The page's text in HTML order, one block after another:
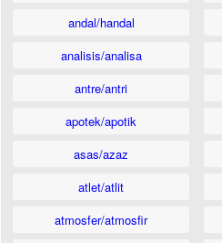
andal/handal
analisis/analisa
antre/antri
apotek/apotik
asas/azaz
atlet/atlit
atmosfer/atmosfir